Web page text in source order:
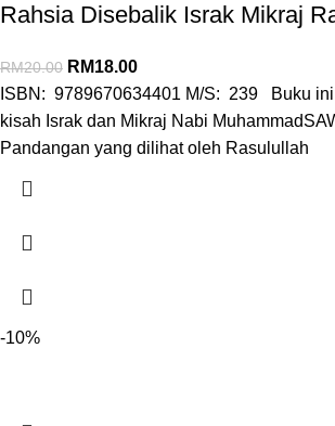
Rahsia Disebalik Israk Mikraj
RM20.00 RM18.00
ISBN: 9789670634401 M/S: 239 Buku ini
kisah Israk dan Mikraj Nabi
Pandangan yang dilihat oleh Rasulullah
-10%